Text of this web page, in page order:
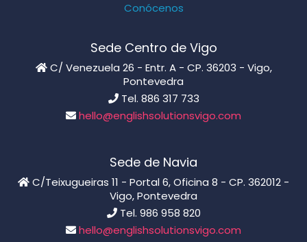
Conócenos
Sede Centro de Vigo
C/ Venezuela 26 - Entr. A - CP. 36203 - Vigo,
Pontevedra
Tel. 886 317 733
hello@englishsolutionsvigo.com
Sede de Navia
C/Teixugueiras 11 - Portal 6, Oficina 8 - CP. 362012 -
Vigo, Pontevedra
Tel. 986 958 820
hello@englishsolutionsvigo.com